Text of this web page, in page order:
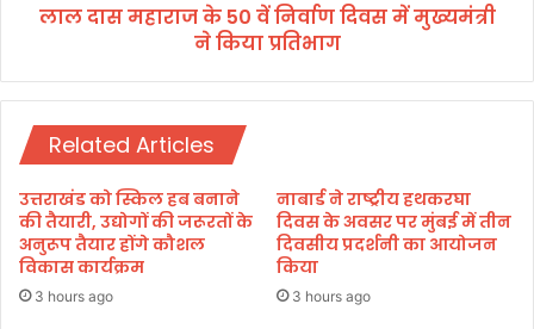
र
भ
ट्ट
ण
दि
व
स
में
मु
ख्य
लाल दास महाराज के 50 वें निर्वाण दिवस में मुख्यमंत्री
ने किया प्रतिभाग
Related Articles
उत्तराखंड को स्किल हब बनाने
की तैयारी, उद्योगों की जरूरतों के
अनुरूप तैयार होंगे कौशल
विकास कार्यक्रम
3 hours ago
नाबार्ड ने राष्ट्रीय हथकरघा
दिवस के अवसर पर मुंबई में तीन
दिवसीय प्रदर्शनी का आयोजन
किया
3 hours ago